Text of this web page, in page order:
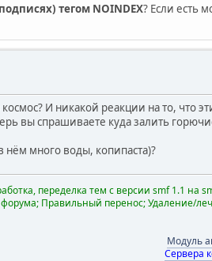
тегом NOINDEX? Если есть
И никакой реакции на то, что
вы спрашиваете куда залить
нём много воды, копипаста)?
переделка тем с версии smf 1.1 на
Правильный перенос; Удаление/
Модуль
Сервера